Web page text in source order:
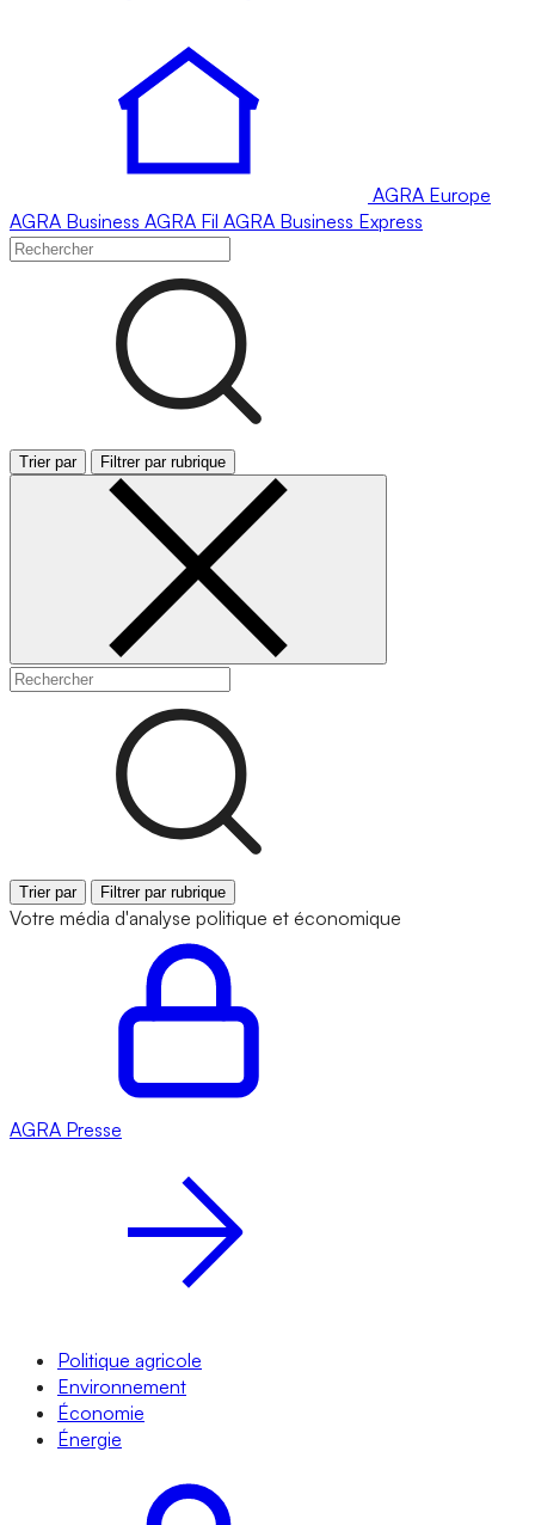
AGRA Europe
AGRA Business AGRA Fil AGRA Business Express
Trier par Filtrer par rubrique
Trier par Filtrer par rubrique
Votre média d'analyse politique et économique
AGRA Presse
Politique agricole
Environnement
Économie
Énergie